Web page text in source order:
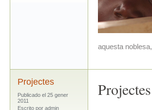
aquesta
Projectes
Publicado el 25 gener
2011
Escrito por admin
Projectes